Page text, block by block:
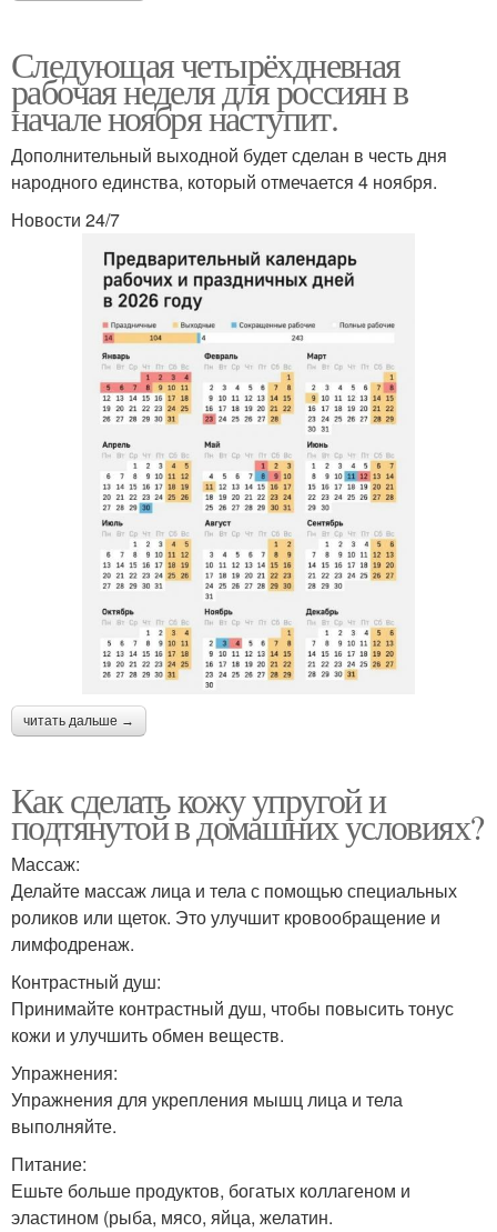
Следующая четырёхдневная
рабочая неделя для россиян в
начале ноября наступит.
Дополнительный выходной будет сделан в честь дня
народного единства, который отмечается 4 ноября.
Новости 24/7
читать дальше →
Как сделать кожу упругой и
подтянутой в домашних условиях?
Массаж:
Делайте массаж лица и тела с помощью специальных
роликов или щеток. Это улучшит кровообращение и
лимфодренаж.
Контрастный душ:
Принимайте контрастный душ, чтобы повысить тонус
кожи и улучшить обмен веществ.
Упражнения:
Упражнения для укрепления мышц лица и тела
выполняйте.
Питание:
Ешьте больше продуктов, богатых коллагеном и
эластином (рыба, мясо, яйца, желатин.